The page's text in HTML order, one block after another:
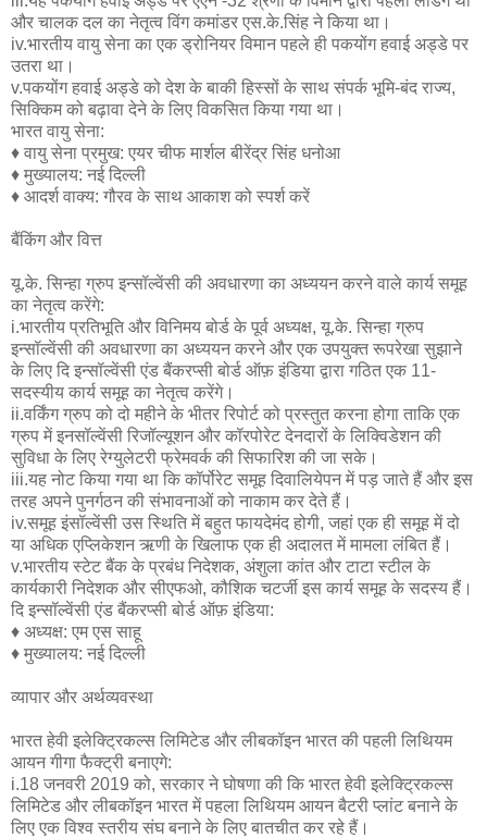
और चालक दल का नेतृत्व विंग कमांडर एस.के.सिंह ने किया था।
iv.भारतीय वायु सेना का एक ड्रोनियर विमान पहले ही पकयोंग हवाई अड्डे पर
उतरा था।
v.पकयोंग हवाई अड्डे को देश के बाकी हिस्सों के साथ संपर्क भूमि-बंद राज्य,
सिक्किम को बढ़ावा देने के लिए विकसित किया गया था।
भारत वायु सेना:
♦ वायु सेना प्रमुख: एयर चीफ मार्शल बीरेंद्र सिंह धनोआ
♦ मुख्यालय: नई दिल्ली
♦ आदर्श वाक्य: गौरव के साथ आकाश को स्पर्श करें
बैंकिंग और वित्त
यू.के. सिन्हा ग्रुप इन्सॉल्वेंसी की अवधारणा का अध्ययन करने वाले कार्य समूह
का नेतृत्व करेंगे:
i.भारतीय प्रतिभूति और विनिमय बोर्ड के पूर्व अध्यक्ष, यू.के. सिन्हा ग्रुप
इन्सॉल्वेंसी की अवधारणा का अध्ययन करने और एक उपयुक्त रूपरेखा सुझाने
के लिए दि इन्सॉल्वेंसी एंड बैंकरप्सी बोर्ड ऑफ़ इंडिया द्वारा गठित एक 11-
सदस्यीय कार्य समूह का नेतृत्व करेंगे।
ii.वर्किंग ग्रुप को दो महीने के भीतर रिपोर्ट को प्रस्तुत करना होगा ताकि एक
ग्रुप में इनसॉल्वेंसी रिजॉल्यूशन और कॉरपोरेट देनदारों के लिक्विडेशन की
सुविधा के लिए रेग्युलेटरी फ्रेमवर्क की सिफारिश की जा सके।
iii.यह नोट किया गया था कि कॉर्पोरेट समूह दिवालियेपन में पड़ जाते हैं और इस
तरह अपने पुनर्गठन की संभावनाओं को नाकाम कर देते हैं।
iv.समूह इंसॉल्वेंसी उस स्थिति में बहुत फायदेमंद होगी, जहां एक ही समूह में दो
या अधिक एप्लिकेशन ऋणी के खिलाफ एक ही अदालत में मामला लंबित हैं।
v.भारतीय स्टेट बैंक के प्रबंध निदेशक, अंशुला कांत और टाटा स्टील के
कार्यकारी निदेशक और सीएफओ, कौशिक चटर्जी इस कार्य समूह के सदस्य हैं।
दि इन्सॉल्वेंसी एंड बैंकरप्सी बोर्ड ऑफ़ इंडिया:
♦ अध्यक्ष: एम एस साहू
♦ मुख्यालय: नई दिल्ली
व्यापार और अर्थव्यवस्था
भारत हेवी इलेक्ट्रिकल्स लिमिटेड और लीबकॉइन भारत की पहली लिथियम
आयन गीगा फैक्ट्री बनाएगे:
i.18 जनवरी 2019 को, सरकार ने घोषणा की कि भारत हेवी इलेक्ट्रिकल्स
लिमिटेड और लीबकॉइन भारत में पहला लिथियम आयन बैटरी प्लांट बनाने के
लिए एक विश्व स्तरीय संघ बनाने के लिए बातचीत कर रहे हैं।